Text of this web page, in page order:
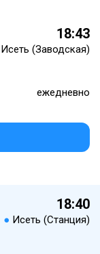
18:43
Исеть (Заводская)
ежедневно
18:40
● Исеть (Станция)